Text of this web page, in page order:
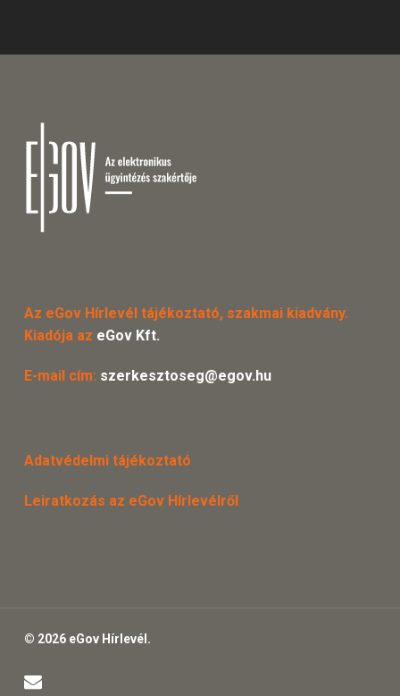
Az eGov Hírlevél tájékoztató, szakmai kiadvány.
Kiadója az eGov Kft.
E-mail cím: szerkesztoseg@egov.hu
Adatvédelmi tájékoztató
Leiratkozás az eGov Hírlevélről
© 2026 eGov Hírlevél.
email